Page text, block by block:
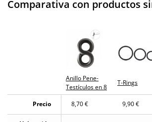
Comparativa con productos
Anillo Pene-
Testículos en 8
T-Rings
Precio 8,70 € 9,90 €